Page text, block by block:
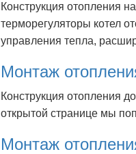
Конструкция отопления
терморегуляторы котел
управления тепла,
Монтаж
Конструкция отопления
открытой странице мы
Монтаж